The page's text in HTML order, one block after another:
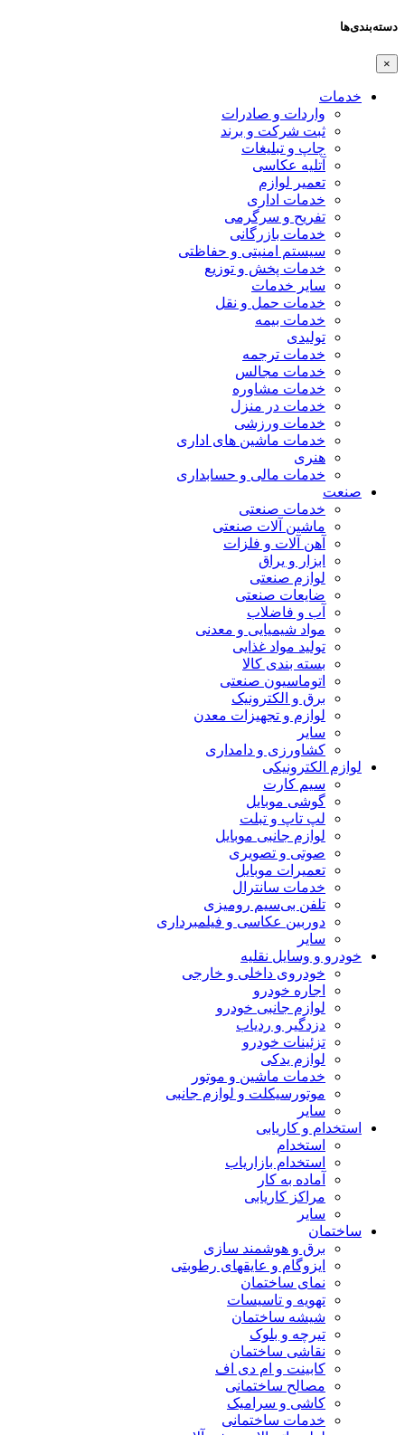
دسته‌بندی‌ها
×
خدمات
واردات و صادرات
ثبت شرکت و برند
چاپ و تبلیغات
آتلیه عکاسی
تعمیر لوازم
خدمات اداری
تفریح و سرگرمی
خدمات بازرگانی
سیستم امنیتی و حفاظتی
خدمات پخش و توزیع
سایر خدمات
خدمات حمل و نقل
خدمات بیمه
تولیدی
خدمات ترجمه
خدمات مجالس
خدمات مشاوره
خدمات در منزل
خدمات ورزشی
خدمات ماشین های اداری
هنری
خدمات مالی و حسابداری
صنعت
خدمات صنعتی
ماشین آلات صنعتی
آهن آلات و فلزات
ابزار و یراق
لوازم صنعتی
ضایعات صنعتی
آب و فاضلاب
مواد شیمیایی و معدنی
تولید مواد غذایی
بسته بندی کالا
اتوماسیون صنعتی
برق و الکترونیک
لوازم و تجهیزات معدن
سایر
کشاورزی و دامداری
لوازم الکترونیکی
سیم کارت
گوشی موبایل
لپ تاپ و تبلت
لوازم جانبی موبایل
صوتی و تصویری
تعمیرات موبایل
خدمات سانترال
تلفن بی‌سیم رومیزی
دوربین عکاسی و فیلمبرداری
سایر
خودرو و وسایل نقلیه
خودروی داخلی و خارجی
اجاره خودرو
لوازم جانبی خودرو
دزدگیر و ردیاب
تزئینات خودرو
لوازم یدکی
خدمات ماشین و موتور
موتورسیکلت و لوازم جانبی
سایر
استخدام و کاریابی
استخدام
استخدام بازاریاب
آماده به کار
مراکز کاریابی
سایر
ساختمان
برق و هوشمند سازی
ایزوگام و عایقهای رطوبتی
نمای ساختمان
تهویه و تاسیسات
شیشه ساختمان
تیرچه و بلوک
نقاشی ساختمان
کابینت و ام دی اف
مصالح ساختمانی
کاشی و سرامیک
خدمات ساختمانی